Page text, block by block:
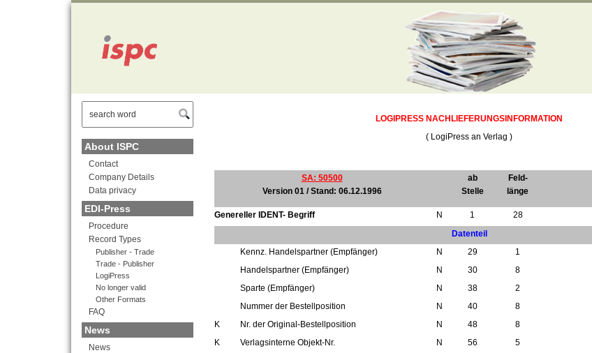
About ISPC
Contact
Company Details
Data privacy
EDI-Press
Procedure
Record Types
Publisher - Trade
Trade - Publisher
LogiPress
No longer valid
Other Formats
FAQ
News
News
LOGI PRESS NACHLIEFERUNGSINFORMATION
( LogiPress an Verlag )
SA: 50500
Version 01 / Stand: 06.12.1996
ab
Stelle
Feld-
länge
Genereller IDENT- Begriff N 1
28
Datenteil
Kennz. Handelspartner (Empfänger)
N 29
1
Handelspartner (Empfänger)
N 30
8
Sparte (Empfänger)
N 38
2
Nummer der Bestellposition
N 40
8
K
Nr. der Original-Bestellposition N 48 8
K
Verlagsinterne Objekt-Nr. N 56
5